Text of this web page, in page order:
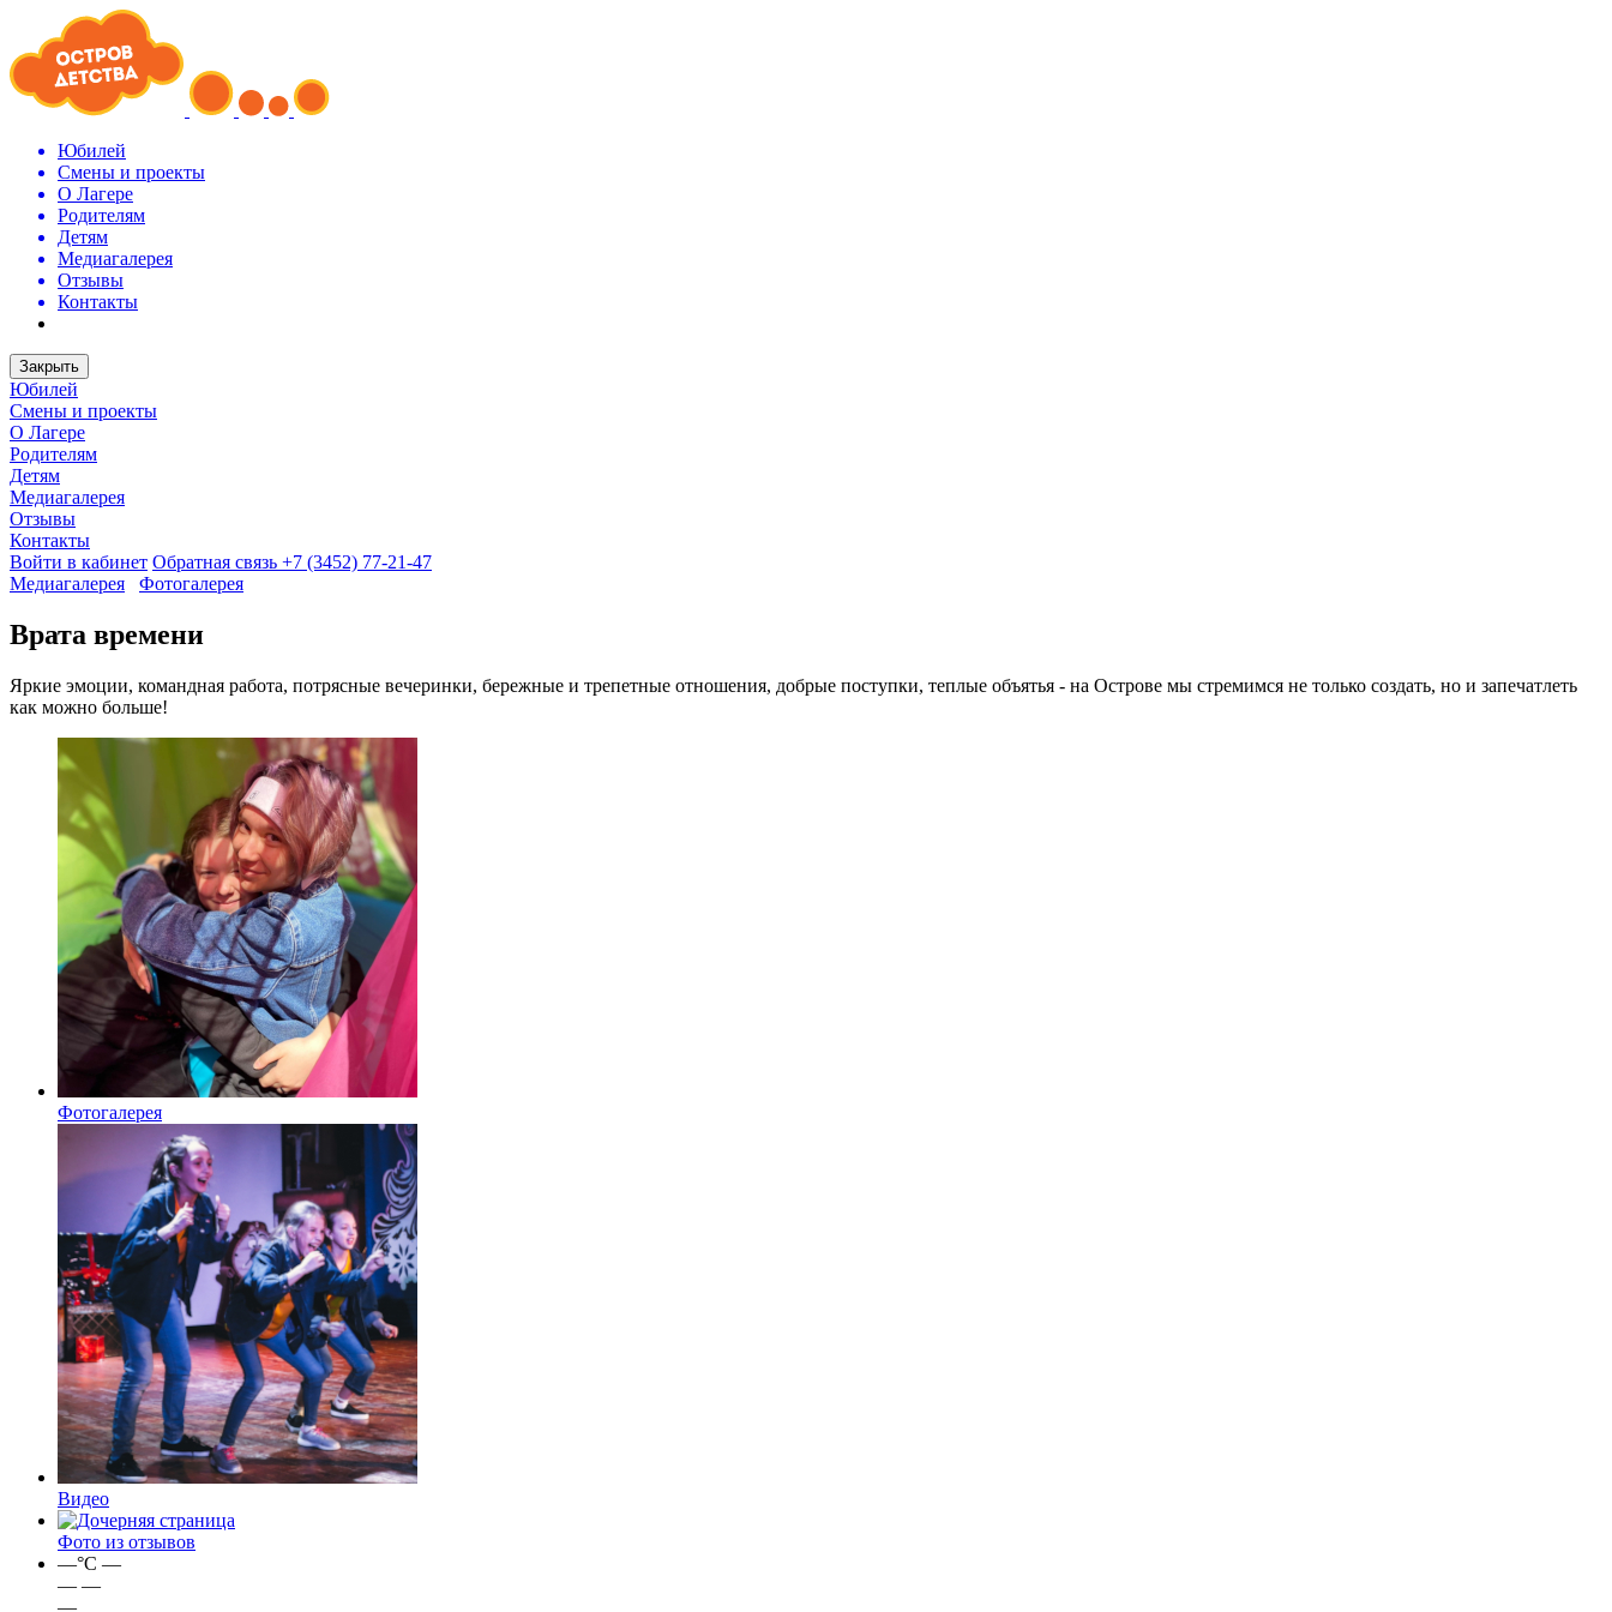
Юбилей
Смены и проекты
О Лагере
Родителям
Детям
Медиагалерея
Отзывы
Контакты
Закрыть
Юбилей
Смены и проекты
О Лагере
Родителям
Детям
Медиагалерея
Отзывы
Контакты
Войти в кабинет Обратная связь +7 (3452) 77-21-47
Медиагалерея
Фотогалерея
Врата времени
Яркие эмоции, командная работа, потрясные вечеринки, бережные и трепетные отношения, добрые поступки, теплые объятья - на Острове мы стремимся не только создать, но и запечатлеть
как можно больше!
Фотогалерея
Видео
Фото из отзывов
—°C —
— —
—